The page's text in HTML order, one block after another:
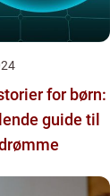
for børn:
guide til